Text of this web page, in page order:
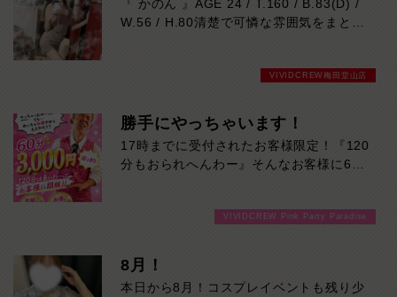
ば心を奪われるはず。天然な性格で会話も
和やかに弾み、一緒に過ごす時間も心地よ
にバランスの取れたDカップボディも魅力
的。これから人気上昇間違いなしの注目キ
『 かのん 』AGE 24 / T.160 / B.83(D) /
W.56 / H.80清楚で可憐な雰囲気をまとい
顔と優しい距離感で自然と癒され、気付け
セクシーさ、その絶妙なギャップをぜひご
体感ください。本日の出勤…14:00～
23:00
VIVIDCREW梅田堂山店
勝手にやっちゃいます！
17時までに受付されたお客様限定！『120
分もおられへんわー』そんなお客様に60
めるチャンス！たっぷり楽しみたい方は
分！その日の予定に合わせてお選びくださ
い！ご来店お待ちしております！
VIVIDCREW Pink Party Paradise
8月！
本日から8月！コスプレイベントも残り少